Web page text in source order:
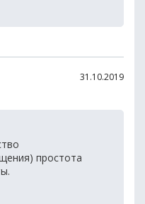
31.10.2019
простота